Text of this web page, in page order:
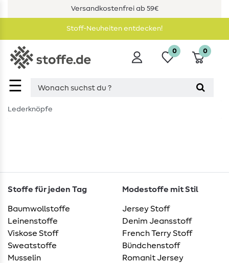
Versandkostenfrei ab 59€
Stoff-Neuheiten entdecken!
☰
0 0
Lederknöpfe
Stoffe für jeden Tag
Baumwollstoffe
Leinenstoffe
Viskose Stoff
Sweatstoffe
Musselin
Modestoffe mit Stil
Jersey Stoff
Denim Jeansstoff
French Terry Stoff
Bündchenstoff
Romanit Jersey